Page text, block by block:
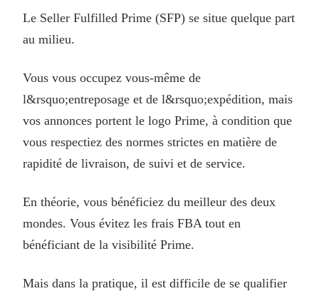
Le Seller Fulfilled Prime (SFP) se situe quelque part
au milieu.
Vous vous occupez vous-même de
l&rsquo;entreposage et de l&rsquo;expédition, mais
vos annonces portent le logo Prime, à condition que
vous respectiez des normes strictes en matière de
rapidité de livraison, de suivi et de service.
En théorie, vous bénéficiez du meilleur des deux
mondes. Vous évitez les frais FBA tout en
bénéficiant de la visibilité Prime.
Mais dans la pratique, il est difficile de se qualifier